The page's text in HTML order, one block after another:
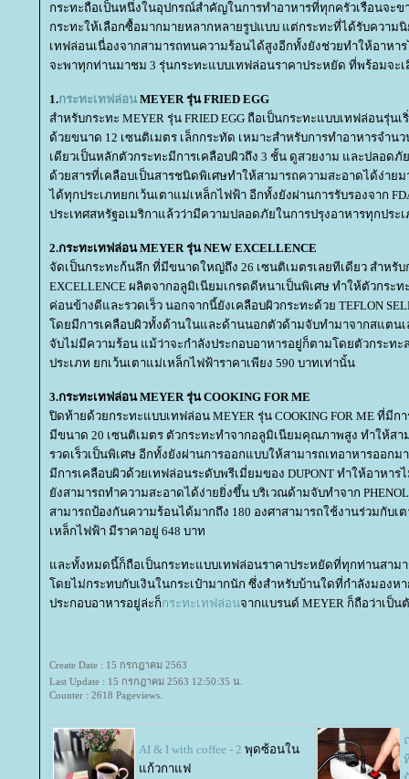
กระทะถือเป็นหนึ่งในอุปกรณ์สำคัญในการทำอาหารที่ทุกครัวเรือนจะ
กระทะให้เลือกซื้อมากมายหลากหลายรูปแบบ แต่กระทะที่ได้รับความ
เทฟล่อนเนื่องจากสามารถทนความร้อนได้สูงอีกทั้งยังช่วยทำให้อาหา
จะพาทุกท่านมาชม 3 รุ่นกระทะแบบเทฟล่อนราคาประหยัด ที่พร้อมจะ
1.กระทะเทฟล่อน MEYER รุ่น FRIED EGG
สำหรับกระทะ MEYER รุ่น FRIED EGG ถือเป็นกระทะแบบเทฟล่อนรุ่
ด้วยขนาด 12 เซนติเมตร เล็กกระทัด เหมาะสำหรับการทำอาหารจำ
เดียวเป็นหลักตัวกระทะมีการเคลือบผิวถึง 3 ชั้น ดูสวยงาม และปลอดภั
ด้วยสารที่เคลือบเป็นสารชนิดพิเศษทำให้สามารถความสะอาดได้ง่าย
ได้ทุกประเภทยกเว้นเตาแม่เหล็กไฟฟ้า อีกทั้งยังผ่านการรับรองจาก
ประเทศสหรัฐอเมริกาแล้วว่ามีความปลอดภัยในการปรุงอาหารทุกประ
2.กระทะเทฟล่อน MEYER รุ่น NEW EXCELLENCE
จัดเป็นกระทะก้นลึก ที่มีขนาดใหญ่ถึง 26 เซนติเมตรเลยทีเดียว สำหรับ
EXCELLENCE ผลิตจากอลูมิเนียมเกรดดีหนาเป็นพิเศษ ทำให้ตัวกระ
ค่อนข้างดีและรวดเร็ว นอกจากนี้ยังเคลือบผิวกระทะด้วย TEFLON
ดยมีการเคลือบผิวทั้งด้านในและด้านนอกตัวด้ามจับทำมาจากสแตน
จับไม่มีความร้อน แม้ว่าจะกำลังประกอบอาหารอยู่ก็ตามโดยตัวกระทะ
ประเภท ยกเว้นเตาแม่เหล็กไฟฟ้าราคาเพียง 590 บาทเท่านั้น
3.กระทะเทฟล่อน MEYER รุ่น COOKING FOR ME
ปิดท้ายด้วยกระทะแบบเทฟล่อน MEYER รุ่น COOKING FOR ME ที่มี
มีขนาด 20 เซนติเมตร ตัวกระทะทำจากอลูมิเนียมคุณภาพสูง ทำให้สา
รวดเร็วเป็นพิเศษ อีกทั้งยังผ่านการออกแบบให้สามารถเทอาหารออกม
มีการเคลือบผิวด้วยเทฟล่อนระดับพรีเมี่ยมของ DUPONT ทำให้อาหา
งสามารถทำความสะอาดได้ง่ายยิ่งขึ้น บริเวณด้ามจับทำจาก
สามารถป้องกันความร้อนได้มากถึง 180 องศาสามารถใช้งานร่วมกับเ
เหล็กไฟฟ้า มีราคาอยู่ 648 บาท
ละทั้งหมดนี้ก็ถือเป็นกระทะแบบเทฟล่อนราคาประหยัดที่ทุกท่านสามา
ดยไม่กระทบกับเงินในกระเป๋ามากนัก ซึ่งสำหรับบ้านใดที่กำลังมองห
ประกอบอาหารอยู่ล่ะก็กระทะเทฟล่อนจากแบรนด์ MEYER ก็ถือว่าเป็น
Create Date : 15 กรกฎาคม 2563
Last Update : 15 กรกฎาคม 2563 12:50:35 น.
Counter : 2618 Pageviews.
AI & I with coffee - 2 พุดซ้อนใน
ก้วกาแฟ